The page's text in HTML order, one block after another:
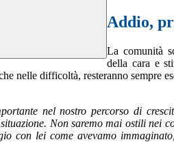
Addio,
La comunità
della cara e
nelle difficoltà, resteranno sempre
nel nostro percorso di
Non saremo mai ostili nei
con lei come avevamo